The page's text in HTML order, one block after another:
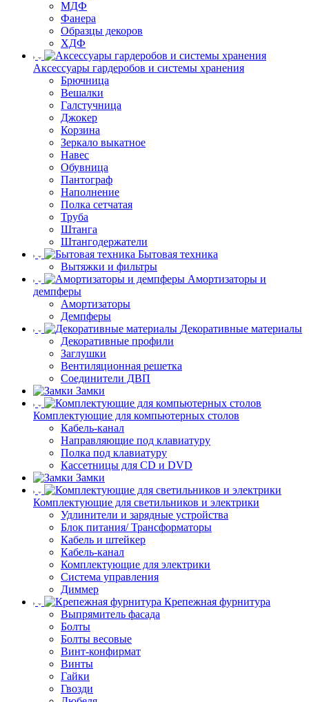
МДФ
Фанера
Образцы декоров
ХДФ
Аксессуары гардеробов и системы хранения
Брючница
Вешалки
Галстучница
Джокер
Корзина
Зеркало выкатное
Навес
Обувница
Пантограф
Наполнение
Полка сетчатая
Труба
Штанга
Штангодержатели
Бытовая техника
Вытяжки и фильтры
Амортизаторы и
демпферы
Амортизаторы
Демпферы
Декоративные материалы
Декоративные профили
Заглушки
Вентиляционная решетка
Соединители ДВП
Замки
Комплектующие для компьютерных столов
Кабель-канал
Направляющие под клавиатуру
Полка под клавиатуру
Кассетницы для CD и DVD
Замки
Комплектующие для светильников и электрики
Удлинители и зарядные устройства
Блок питания/ Трансформаторы
Кабель и штейкер
Кабель-канал
Комплектующие для электрики
Система управления
Диммер
Крепежная фурнитура
Выпрямитель фасада
Болты
Болты весовые
Винт-конфирмат
Винты
Гайки
Гвозди